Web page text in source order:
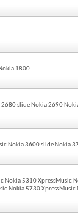
1800
slide Nokia 2690
Nokia 3600 slide Nokia
5310 XpressMusic
Nokia 5730